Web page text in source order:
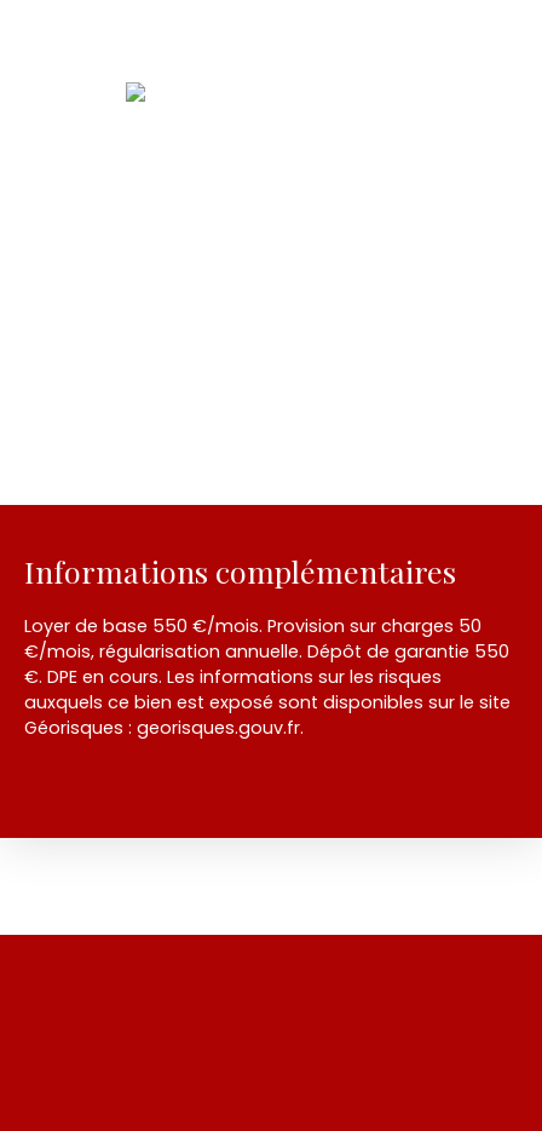
Informations complémentaires
Loyer de base 550 €/mois. Provision sur charges 50
€/mois, régularisation annuelle. Dépôt de garantie 550
€. DPE en cours. Les informations sur les risques
auxquels ce bien est exposé sont disponibles sur le site
Géorisques : georisques.gouv.fr.